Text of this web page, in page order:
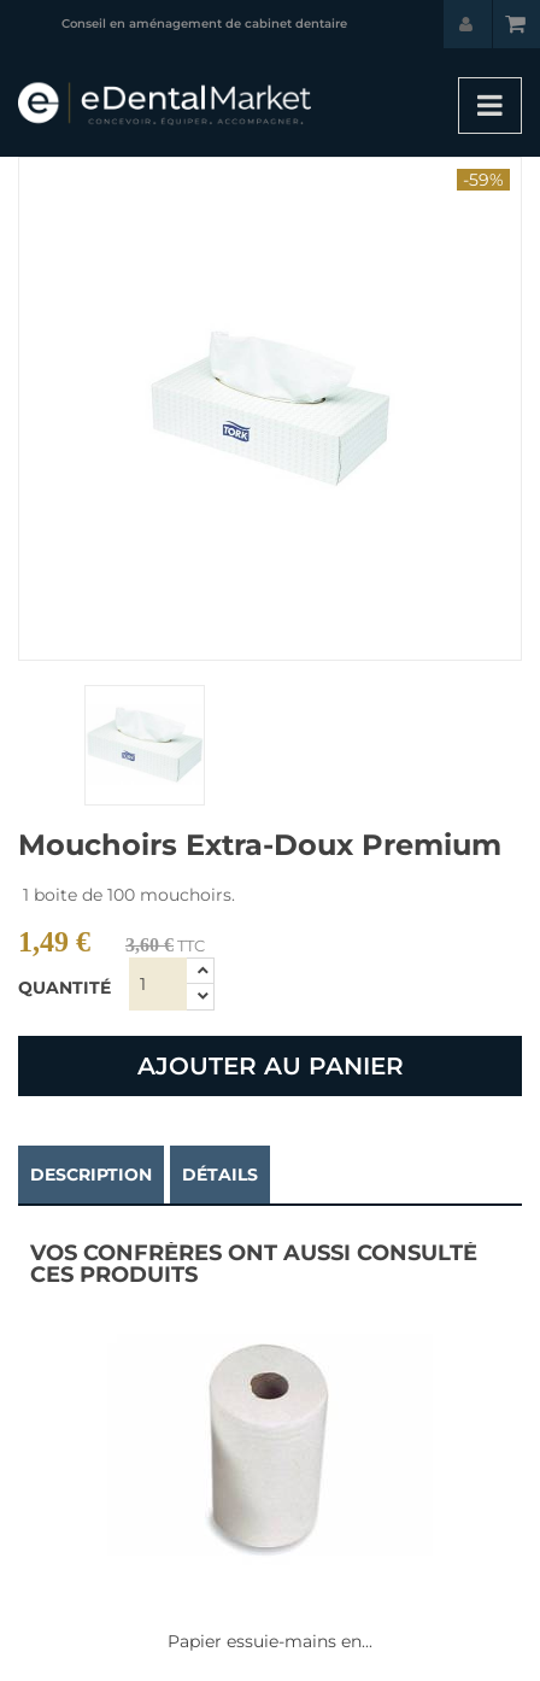
Conseil en aménagement de cabinet dentaire
-59%
Mouchoirs Extra-Doux Premium
1 boite de 100 mouchoirs.
1,49 € 3,60 €TTC
QUANTITÉ
AJOUTER AU PANIER
DESCRIPTION DÉTAILS
VOS CONFRÈRES ONT AUSSI CONSULTÉ
CES PRODUITS
Papier essuie-mains en...